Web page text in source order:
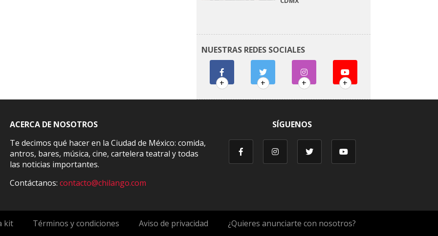
NUESTRAS REDES SOCIALES
+ + + +
ACERCA DE NOSOTROS
Te decimos qué hacer en la Ciudad de México: comida,
antros, bares, música, cine, cartelera teatral y todas
las noticias importantes.
Contáctanos:contacto@chilango.com
SÍGUENOS
kit Términos y condiciones Aviso de privacidad ¿Quieres anunciarte con nosotros?